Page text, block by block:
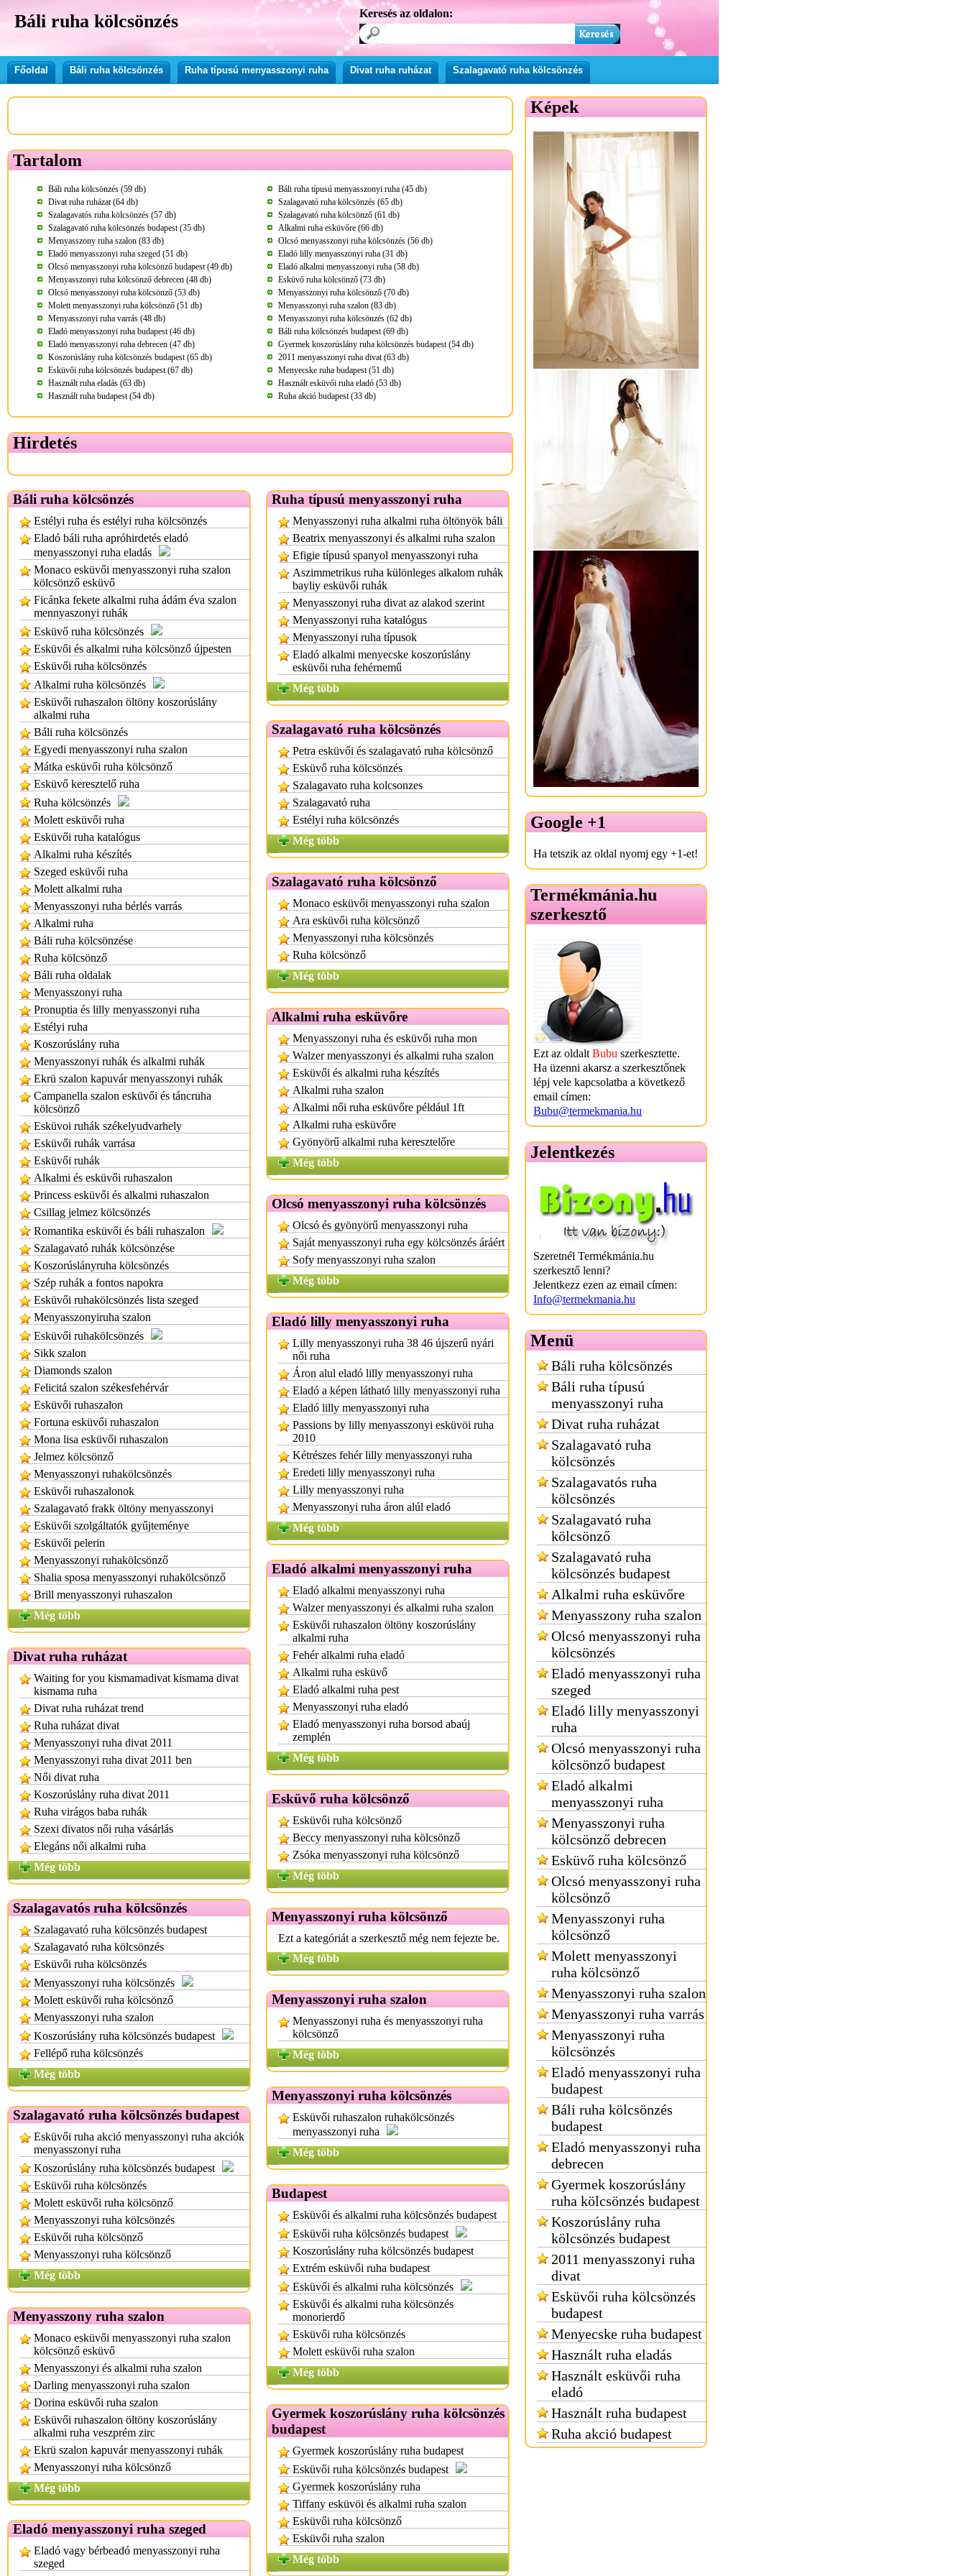
Báli ruha kölcsönzés Keresés az oldalon:
Főoldal Báli ruha kölcsönzés Ruha típusú menyasszonyi ruha Divat ruha ruházat Szalagavató ruha kölcsönzés
Tartalom
Báli ruha kölcsönzés (59 db)
Báli ruha típusú menyasszonyi ruha (45 db)
Divat ruha ruházat (64 db)
Szalagavató ruha kölcsönzés (65 db)
Szalagavatós ruha kölcsönzés (57 db)
Szalagavató ruha kölcsönző (61 db)
Szalagavató ruha kölcsönzés budapest (35 db)
Alkalmi ruha esküvőre (66 db)
Menyasszony ruha szalon (83 db)
Olcsó menyasszonyi ruha kölcsönzés (56 db)
Eladó menyasszonyi ruha szeged (51 db)
Eladó lilly menyasszonyi ruha (31 db)
Olcsó menyasszonyi ruha kölcsönző budapest (49 db)
Eladó alkalmi menyasszonyi ruha (58 db)
Menyasszonyi ruha kölcsönző debrecen (48 db)
Esküvő ruha kölcsönző (73 db)
Olcsó menyasszonyi ruha kölcsönző (53 db)
Menyasszonyi ruha kölcsönző (70 db)
Molett menyasszonyi ruha kölcsönző (51 db)
Menyasszonyi ruha szalon (83 db)
Menyasszonyi ruha varrás (48 db)
Menyasszonyi ruha kölcsönzés (62 db)
Eladó menyasszonyi ruha budapest (46 db)
Báli ruha kölcsönzés budapest (69 db)
Eladó menyasszonyi ruha debrecen (47 db)
Gyermek koszorúslány ruha kölcsönzés budapest (54 db)
Koszorúslány ruha kölcsönzés budapest (65 db)
2011 menyasszonyi ruha divat (63 db)
Esküvői ruha kölcsönzés budapest (67 db)
Menyecske ruha budapest (51 db)
Használt ruha eladás (63 db)
Használt esküvői ruha eladó (53 db)
Használt ruha budapest (54 db)
Ruha akció budapest (33 db)
Hirdetés
Báli ruha kölcsönzés
Estélyi ruha és estélyi ruha kölcsönzés
Eladó báli ruha apróhirdetés eladó
menyasszonyi ruha eladás
Monaco esküvői menyasszonyi ruha szalon
kölcsönző esküvő
Ficánka fekete alkalmi ruha ádám éva szalon
mennyaszonyi ruhák
Esküvő ruha kölcsönzés
Esküvői és alkalmi ruha kölcsönző újpesten
Esküvői ruha kölcsönzés
Alkalmi ruha kölcsönzés
Esküvői ruhaszalon öltöny koszorúslány
alkalmi ruha
Báli ruha kölcsönzés
Egyedi menyasszonyi ruha szalon
Mátka esküvői ruha kölcsönző
Esküvő keresztelő ruha
Ruha kölcsönzés
Molett esküvői ruha
Esküvői ruha katalógus
Alkalmi ruha készítés
Szeged esküvői ruha
Molett alkalmi ruha
Menyasszonyi ruha bérlés varrás
Alkalmi ruha
Báli ruha kölcsönzése
Ruha kölcsönző
Báli ruha oldalak
Menyasszonyi ruha
Pronuptia és lilly menyasszonyi ruha
Estélyi ruha
Koszorúslány ruha
Menyasszonyi ruhák és alkalmi ruhák
Ekrü szalon kapuvár menyasszonyi ruhák
Campanella szalon esküvői és táncruha
kölcsönző
Esküvoi ruhák székelyudvarhely
Esküvői ruhák varrása
Esküvői ruhák
Alkalmi és esküvői ruhaszalon
Princess esküvői és alkalmi ruhaszalon
Csillag jelmez kölcsönzés
Romantika esküvői és báli ruhaszalon
Szalagavató ruhák kölcsönzése
Koszorúslányruha kölcsönzés
Szép ruhák a fontos napokra
Esküvői ruhakölcsönzés lista szeged
Menyasszonyiruha szalon
Esküvői ruhakölcsönzés
Sikk szalon
Diamonds szalon
Felicitá szalon székesfehérvár
Esküvői ruhaszalon
Fortuna esküvői ruhaszalon
Mona lisa esküvői ruhaszalon
Jelmez kölcsönző
Menyasszonyi ruhakölcsönzés
Esküvői ruhaszalonok
Szalagavató frakk öltöny menyasszonyi
Esküvői szolgáltatók gyűjteménye
Esküvői pelerin
Menyasszonyi ruhakölcsönző
Shalia sposa menyasszonyi ruhakölcsönző
Brill menyasszonyi ruhaszalon
Még több
Divat ruha ruházat
Waiting for you kismamadivat kismama divat
kismama ruha
Divat ruha ruházat trend
Ruha ruházat divat
Menyasszonyi ruha divat 2011
Menyasszonyi ruha divat 2011 ben
Női divat ruha
Koszorúslány ruha divat 2011
Ruha virágos baba ruhák
Szexi divatos női ruha vásárlás
Elegáns női alkalmi ruha
Még több
Szalagavatós ruha kölcsönzés
Szalagavató ruha kölcsönzés budapest
Szalagavató ruha kölcsönzés
Esküvői ruha kölcsönzés
Menyasszonyi ruha kölcsönzés
Molett esküvői ruha kölcsönző
Menyasszonyi ruha szalon
Koszorúslány ruha kölcsönzés budapest
Fellépő ruha kölcsönzés
Még több
Szalagavató ruha kölcsönzés budapest
Esküvői ruha akció menyasszonyi ruha akciók
menyasszonyi ruha
Koszorúslány ruha kölcsönzés budapest
Esküvői ruha kölcsönzés
Molett esküvői ruha kölcsönző
Menyasszonyi ruha kölcsönzés
Esküvői ruha kölcsönző
Menyasszonyi ruha kölcsönző
Még több
Menyasszony ruha szalon
Monaco esküvői menyasszonyi ruha szalon
kölcsönző esküvő
Menyasszonyi és alkalmi ruha szalon
Darling menyasszonyi ruha szalon
Dorina esküvői ruha szalon
Esküvői ruhaszalon öltöny koszorúslány
alkalmi ruha veszprém zirc
Ekrü szalon kapuvár menyasszonyi ruhák
Menyasszonyi ruha kölcsönző
Még több
Eladó menyasszonyi ruha szeged
Eladó vagy bérbeadó menyasszonyi ruha
szeged
Ruha típusú menyasszonyi ruha
Menyasszonyi ruha alkalmi ruha öltönyök báli
Beatrix menyasszonyi és alkalmi ruha szalon
Efigie típusú spanyol menyasszonyi ruha
Aszimmetrikus ruha különleges alkalom ruhák
bayliy esküvői ruhák
Menyasszonyi ruha divat az alakod szerint
Menyasszonyi ruha katalógus
Menyasszonyi ruha típusok
Eladó alkalmi menyecske koszorúslány
esküvői ruha fehérnemű
Még több
Szalagavató ruha kölcsönzés
Petra esküvői és szalagavató ruha kölcsönző
Esküvő ruha kölcsönzés
Szalagavato ruha kolcsonzes
Szalagavató ruha
Estélyi ruha kölcsönzés
Még több
Szalagavató ruha kölcsönző
Monaco esküvői menyasszonyi ruha szalon
Ara esküvői ruha kölcsönző
Menyasszonyi ruha kölcsönzés
Ruha kölcsönző
Még több
Alkalmi ruha esküvőre
Menyasszonyi ruha és esküvői ruha mon
Walzer menyasszonyi és alkalmi ruha szalon
Esküvői és alkalmi ruha készítés
Alkalmi ruha szalon
Alkalmi női ruha esküvőre például 1ft
Alkalmi ruha esküvőre
Gyönyörű alkalmi ruha keresztelőre
Még több
Olcsó menyasszonyi ruha kölcsönzés
Olcsó és gyönyörű menyasszonyi ruha
Saját menyasszonyi ruha egy kölcsönzés áráért
Sofy menyasszonyi ruha szalon
Még több
Eladó lilly menyasszonyi ruha
Lilly menyasszonyi ruha 38 46 újszerű nyári
női ruha
Áron alul eladó lilly menyasszonyi ruha
Eladó a képen látható lilly menyasszonyi ruha
Eladó lilly menyasszonyi ruha
Passions by lilly menyasszonyi esküvöi ruha
2010
Kétrészes fehér lilly menyasszonyi ruha
Eredeti lilly menyasszonyi ruha
Lilly menyasszonyi ruha
Menyasszonyi ruha áron alúl eladó
Még több
Eladó alkalmi menyasszonyi ruha
Eladó alkalmi menyasszonyi ruha
Walzer menyasszonyi és alkalmi ruha szalon
Esküvői ruhaszalon öltöny koszorúslány
alkalmi ruha
Fehér alkalmi ruha eladó
Alkalmi ruha esküvő
Eladó alkalmi ruha pest
Menyasszonyi ruha eladó
Eladó menyasszonyi ruha borsod abaúj
zemplén
Még több
Esküvő ruha kölcsönző
Esküvői ruha kölcsönző
Beccy menyasszonyi ruha kölcsönző
Zsóka menyasszonyi ruha kölcsönző
Még több
Menyasszonyi ruha kölcsönző
Ezt a kategóriát a szerkesztő még nem fejezte be.
Még több
Menyasszonyi ruha szalon
Menyasszonyi ruha és menyasszonyi ruha
kölcsönző
Még több
Menyasszonyi ruha kölcsönzés
Esküvői ruhaszalon ruhakölcsönzés
menyasszonyi ruha
Még több
Budapest
Esküvői és alkalmi ruha kölcsönzés budapest
Esküvői ruha kölcsönzés budapest
Koszorúslány ruha kölcsönzés budapest
Extrém esküvői ruha budapest
Esküvői és alkalmi ruha kölcsönzés
Esküvői és alkalmi ruha kölcsönzés
monorierdő
Esküvői ruha kölcsönzés
Molett esküvői ruha szalon
Még több
Gyermek koszorúslány ruha kölcsönzés
budapest
Gyermek koszorúslány ruha budapest
Esküvői ruha kölcsönzés budapest
Gyermek koszorúslány ruha
Tiffany esküvöi és alkalmi ruha szalon
Esküvői ruha kölcsönző
Esküvői ruha szalon
Még több
Képek
Google +1
Ha tetszik az oldal nyomj egy +1-et!
Termékmánia.hu
szerkesztő
Ezt az oldalt Bubu szerkesztette.
Ha üzenni akarsz a szerkesztőnek
lépj vele kapcsolatba a következő
email címen:
Bubu@termekmania.hu
Jelentkezés
Szeretnél Termékmánia.hu
szerkesztő lenni?
Jelentkezz ezen az email címen:
Info@termekmania.hu
Menü
Báli ruha kölcsönzés
Báli ruha típusú
menyasszonyi ruha
Divat ruha ruházat
Szalagavató ruha
kölcsönzés
Szalagavatós ruha
kölcsönzés
Szalagavató ruha
kölcsönző
Szalagavató ruha
kölcsönzés budapest
Alkalmi ruha esküvőre
Menyasszony ruha szalon
Olcsó menyasszonyi ruha
kölcsönzés
Eladó menyasszonyi ruha
szeged
Eladó lilly menyasszonyi
ruha
Olcsó menyasszonyi ruha
kölcsönző budapest
Eladó alkalmi
menyasszonyi ruha
Menyasszonyi ruha
kölcsönző debrecen
Esküvő ruha kölcsönző
Olcsó menyasszonyi ruha
kölcsönző
Menyasszonyi ruha
kölcsönző
Molett menyasszonyi
ruha kölcsönző
Menyasszonyi ruha szalon
Menyasszonyi ruha varrás
Menyasszonyi ruha
kölcsönzés
Eladó menyasszonyi ruha
budapest
Báli ruha kölcsönzés
budapest
Eladó menyasszonyi ruha
debrecen
Gyermek koszorúslány
ruha kölcsönzés budapest
Koszorúslány ruha
kölcsönzés budapest
2011 menyasszonyi ruha
divat
Esküvői ruha kölcsönzés
budapest
Menyecske ruha budapest
Használt ruha eladás
Használt esküvői ruha
eladó
Használt ruha budapest
Ruha akció budapest